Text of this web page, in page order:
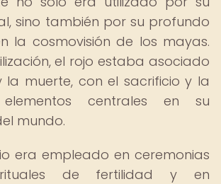
sino también por su profundo
la cosmovisión de los mayas.
el rojo estaba asociado
muerte, con el sacrificio y la
elementos centrales en su
mundo.
era empleado en ceremonias
rituales de fertilidad y en